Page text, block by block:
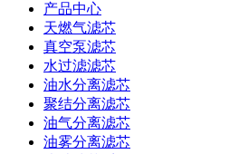
产品中心
天燃气滤芯
真空泵滤芯
水过滤滤芯
油水分离滤芯
聚结分离滤芯
油气分离滤芯
油雾分离滤芯